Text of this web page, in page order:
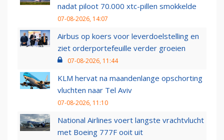
nadat piloot 70.000 xtc-pillen smokkelde
07-08-2026, 14:07
Airbus op koers voor leverdoelstelling en
ziet orderportefeuille verder groeien
07-08-2026, 11:44
KLM hervat na maandenlange opschorting
vluchten naar Tel Aviv
07-08-2026, 11:10
National Airlines voert langste vrachtvlucht
met Boeing 777F ooit uit